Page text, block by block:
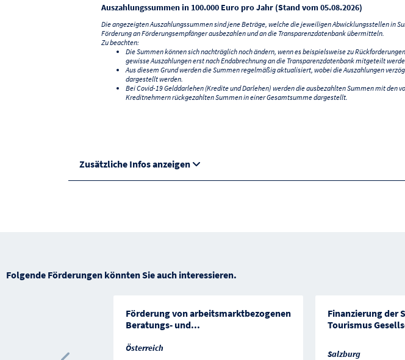
Auszahlungssummen in 100.000 Euro pro Jahr (Stand vom 05.08.2026)
Die angezeigten Auszahlungssummen sind jene Beträge, welche die jeweiligen Abwicklungsstellen in
Förderung an Förderungsempfänger ausbezahlen und an die Transparenzdatenbank übermitteln.
Zu beachten:
Die Summen können sich nachträglich noch ändern, wenn es beispielsweise zu
gewisse Auszahlungen erst nach Endabrechnung an die Transparenzdatenbank mitgeteilt
Aus diesem Grund werden die Summen regelmäßig aktualisiert, wobei die Auszahlungen
dargestellt werden.
Bei Covid-19 Gelddarlehen (Kredite und Darlehen) werden die ausbezahlten Summen mit den
Kreditnehmern rückgezahlten Summen in einer Gesamtsumme dargestellt.
Zusätzliche Infos anzeigen
Folgende Förderungen könnten Sie auch interessieren.
Förderung von arbeitsmarktbezogenen
Beratungs- und...
Österreich
Finanzierung der
Tourismus
Salzburg